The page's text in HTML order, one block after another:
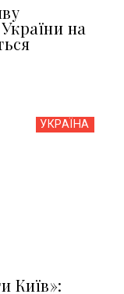
на
УКРАЇНА
Київ»: